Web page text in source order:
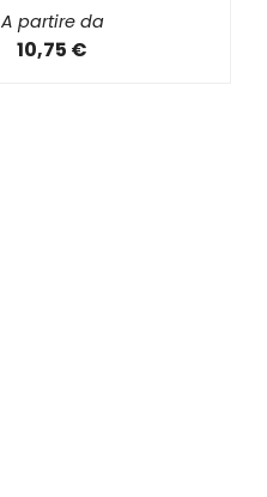
A partire da
10,75 €